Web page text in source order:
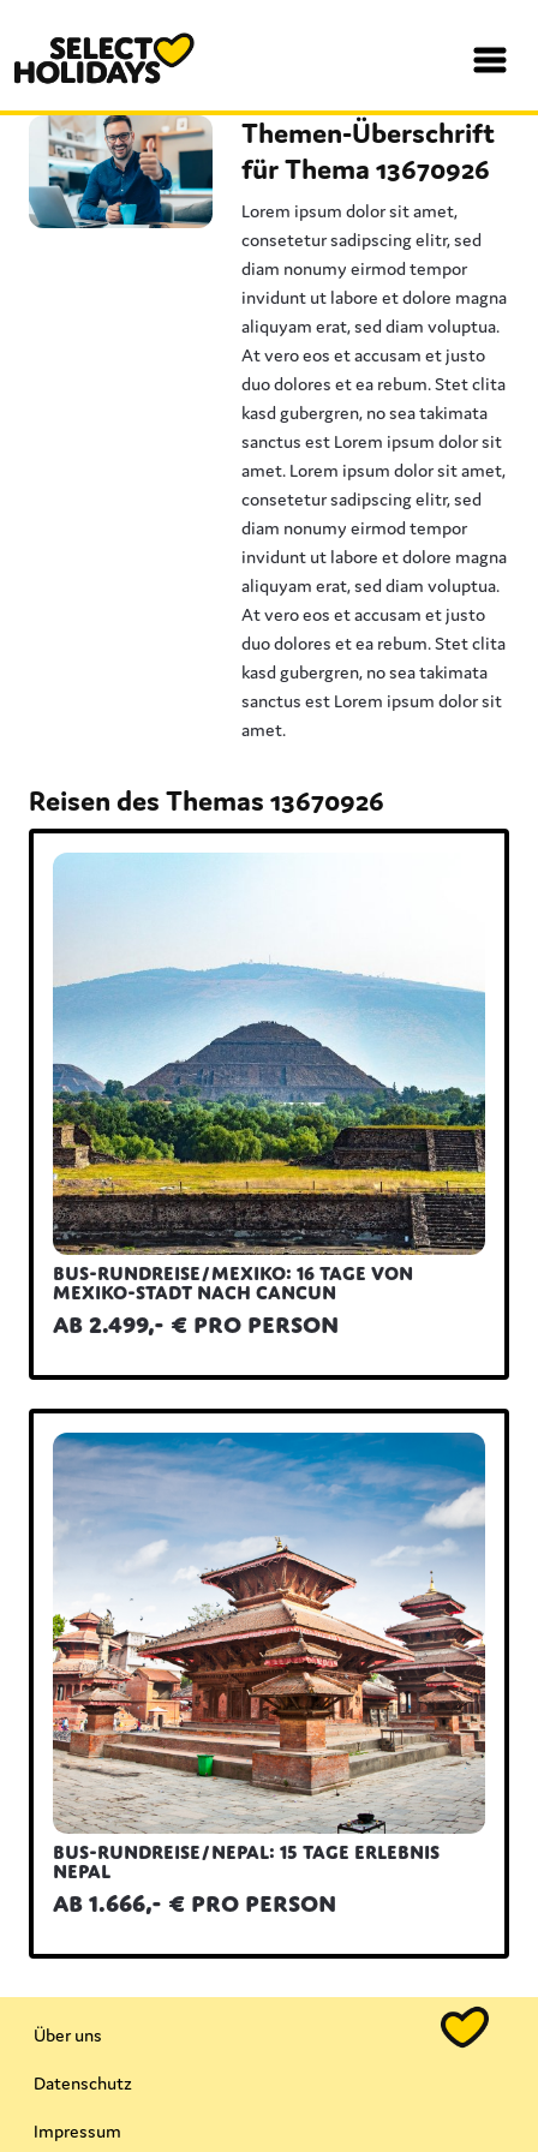
Themen-Überschrift
für Thema 13670926
Lorem ipsum dolor sit amet,
consetetur sadipscing elitr, sed
diam nonumy eirmod tempor
invidunt ut labore et dolore magna
aliquyam erat, sed diam voluptua.
At vero eos et accusam et justo
duo dolores et ea rebum. Stet clita
kasd gubergren, no sea takimata
sanctus est Lorem ipsum dolor sit
amet. Lorem ipsum dolor sit amet,
consetetur sadipscing elitr, sed
diam nonumy eirmod tempor
invidunt ut labore et dolore magna
aliquyam erat, sed diam voluptua.
At vero eos et accusam et justo
duo dolores et ea rebum. Stet clita
kasd gubergren, no sea takimata
sanctus est Lorem ipsum dolor sit
amet.
Reisen des Themas 13670926
Bus-Rundreise/Mexiko: 16 Tage von
Mexiko-Stadt nach Cancun
ab 2.499,- € pro Person
Bus-Rundreise/Nepal: 15 Tage Erlebnis
Nepal
ab 1.666,- € pro Person
Über uns
Datenschutz
Impressum